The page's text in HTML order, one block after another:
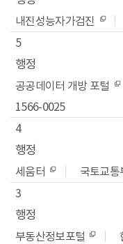
내진성능자가검진
5
행정
공공데이터 개방 포털
1566-0025
4
행정
세움터 국토교통
3
행정
부동산정보포털